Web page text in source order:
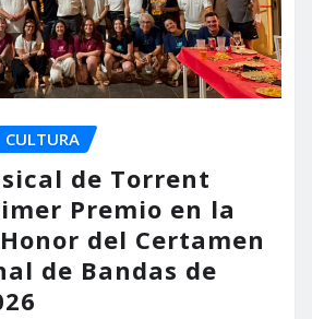
CULTURA
de Torrent
Premio en la
del Certamen
de Bandas de